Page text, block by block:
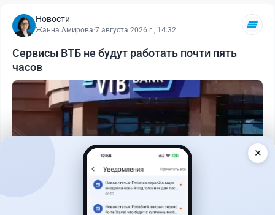
Новости
Жанна Амирова·7 августа 2026 г., 14:32
Сервисы ВТБ не будут работать почти пять
часов
✕